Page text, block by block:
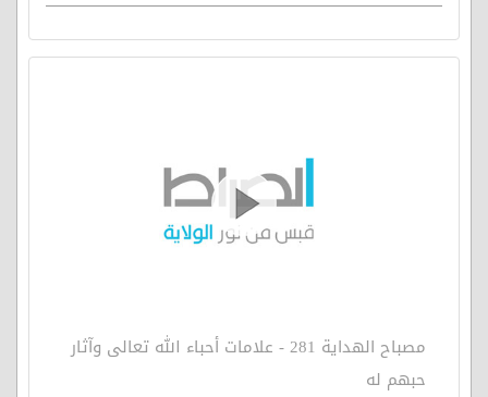
مصباح الهداية 281 - علامات أحباء الله تعالى وآثار
حبهم له